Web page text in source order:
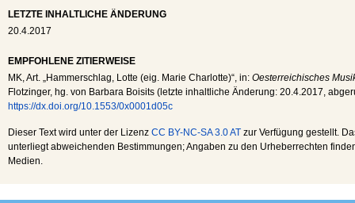
LETZTE INHALTLICHE ÄNDERUNG
20.4.2017
EMPFOHLENE ZITIERWEISE
MK , Art. „Hammerschlag, Lotte (eig. Marie Charlotte)“, in: Oesterreichisches
Flotzinger, hg. von Barbara Boisits (letzte inhaltliche Änderung: 20.4.2017 ,
https://dx.doi.org/10.1553/0x0001d05c
Dieser Text wird unter der Lizenz CC BY-NC-SA 3.0 AT zur Verfügung gestellt.
unterliegt abweichenden Bestimmungen; Angaben zu den Urheberrechten
Medien.